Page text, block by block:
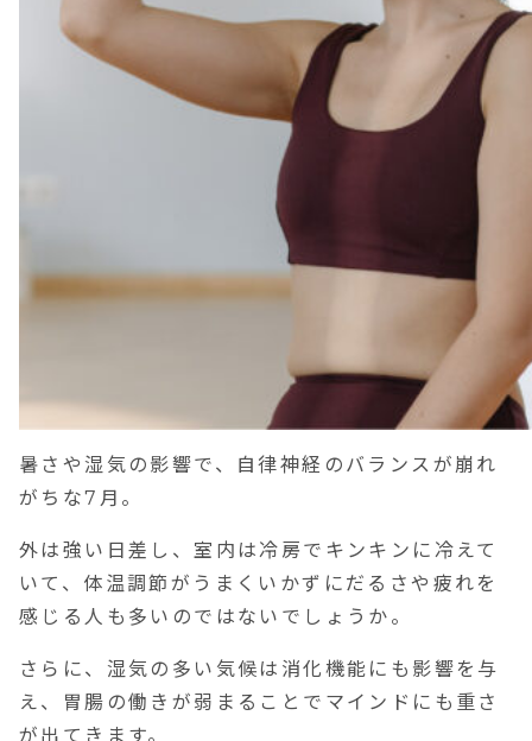
暑さや湿気の影響で、自律神経のバランスが崩れ
がちな7月。
外は強い日差し、室内は冷房でキンキンに冷えて
いて、体温調節がうまくいかずにだるさや疲れを
感じる人も多いのではないでしょうか。
さらに、湿気の多い気候は消化機能にも影響を与
え、胃腸の働きが弱まることでマインドにも重さ
が出てきます。